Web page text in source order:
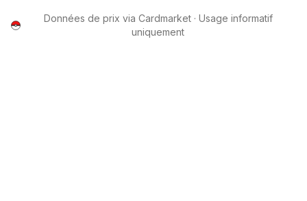
Données de prix via Cardmarket · Usage informatif
uniquement